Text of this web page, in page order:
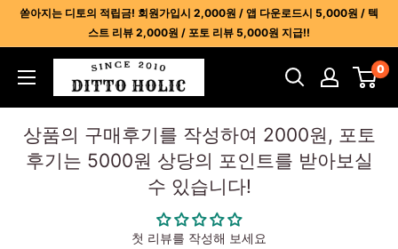
쏟아지는 디토의 적립금! 회원가입시 2,000원 / 앱 다운로드시 5,000원 / 텍
스트 리뷰 2,000원 / 포토 리뷰 5,000원 지급!!
릭
-
0
상품의 구매후기를 작성하여 2000원, 포토
후기는 5000원 상당의 포인트를 받아보실
수 있습니다!
첫 리뷰를 작성해 보세요